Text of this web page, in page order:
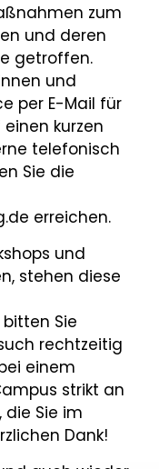
zum
und deren
getroffen.
und
per E-Mail für
kurzen
telefonisch
Sie die
erreichen.
und
stehen diese
Sie
rechtzeitig
einem
strikt an
die Sie im
Dank!